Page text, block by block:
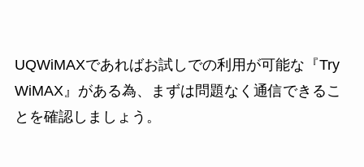
UQWiMAXであればお試しでの利用が可能な『Try
WiMAX』がある為、まずは問題なく通信できるこ
とを確認しましょう。